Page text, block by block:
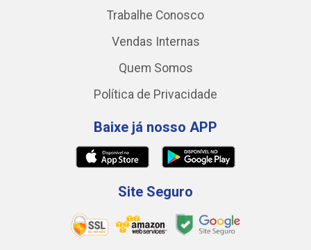
Trabalhe Conosco
Vendas Internas
Quem Somos
Política de Privacidade
Baixe já nosso APP
Site Seguro